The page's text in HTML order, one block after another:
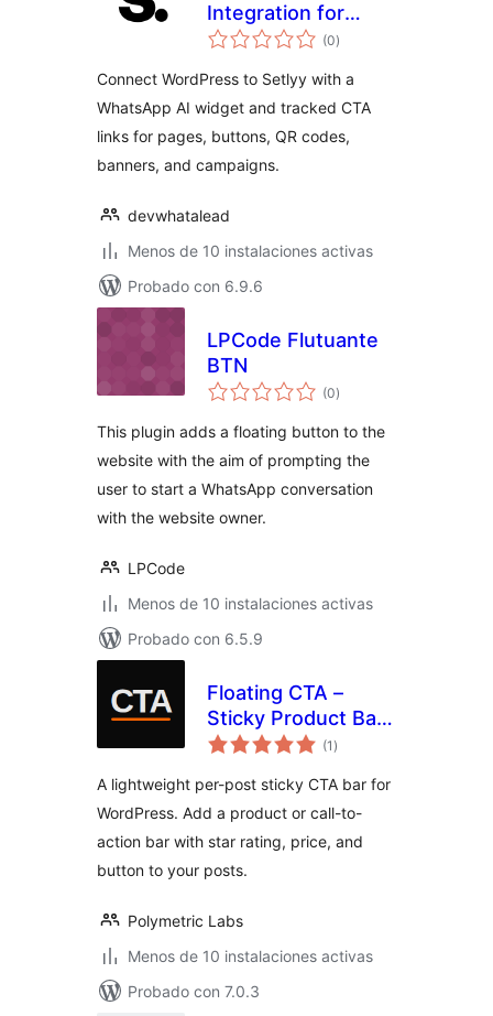
Integration for
Setlyy
(0evaluación
total
)
Connect WordPress to Setlyy with a
WhatsApp AI widget and tracked CTA
links for pages, buttons, QR codes,
banners, and campaigns.
devwhatalead
Menos de 10 instalaciones activas
Probado con 6.9.6
LPCode Flutuante
BTN
(0evaluación
total
)
This plugin adds a floating button to the
website with the aim of prompting the
user to start a WhatsApp conversation
with the website owner.
LPCode
Menos de 10 instalaciones activas
Probado con 6.5.9
Floating CTA –
Sticky Product Bar
for Affiliate &
(1 evaluación
total
)
A lightweight per-post sticky CTA bar for
WordPress. Add a product or call-to-
action bar with star rating, price, and
button to your posts.
Polymetric Labs
Menos de 10 instalaciones activas
Probado con 7.0.3